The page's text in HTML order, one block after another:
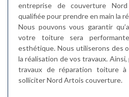
entreprise de couverture
qualifiée pour prendre en main la
Nous pouvons vous garantir
votre toiture sera
esthétique. Nous utiliserons des
la réalisation de vos travaux.
travaux de réparation toiture à
solliciter Nord Artois couverture.